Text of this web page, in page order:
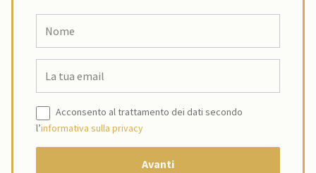
Acconsento al trattamento dei dati secondo
l’informativa sulla privacy